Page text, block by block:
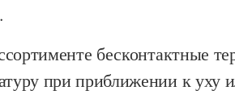
бесконтактные
при приближении к уху